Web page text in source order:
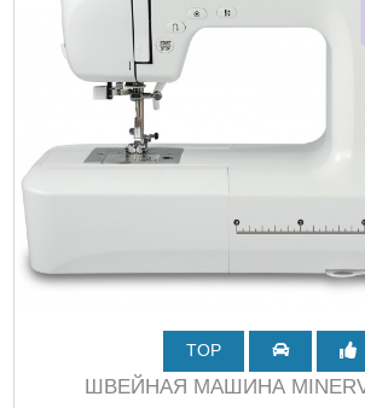
TOP
ШВЕЙНАЯ МАШИНА